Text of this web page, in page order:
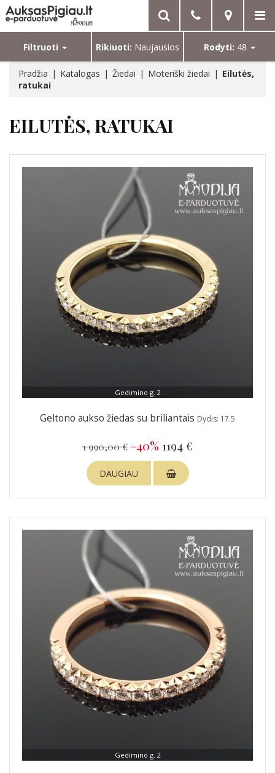
Filtruoti Rikiuoti: Naujausios Rodyti: 48
Pradžia Katalogas Žiedai Moteriški žiedai
Eilutės,
ratukai
EILUTĖS, RATUKAI
Gedimino g. 2
Geltono aukso žiedas su briliantais Dydis: 17.5
1 990,00 € -40% 1194 €
DAUGIAU
Gedimino g. 2